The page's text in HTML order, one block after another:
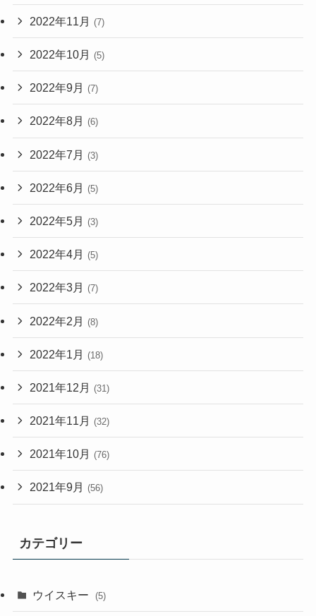
2022年11月 (7)
2022年10月 (5)
2022年9月 (7)
2022年8月 (6)
2022年7月 (3)
2022年6月 (5)
2022年5月 (3)
2022年4月 (5)
2022年3月 (7)
2022年2月 (8)
2022年1月 (18)
2021年12月 (31)
2021年11月 (32)
2021年10月 (76)
2021年9月 (56)
カテゴリー
ウイスキー (5)